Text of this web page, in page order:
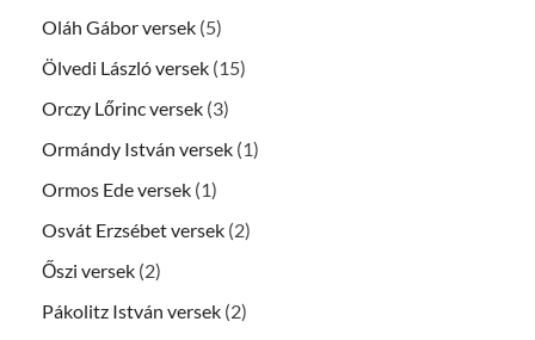
Oláh Gábor versek (5)
Ölvedi László versek (15)
Orczy Lőrinc versek (3)
Ormándy István versek (1)
Ormos Ede versek (1)
Osvát Erzsébet versek (2)
Őszi versek (2)
Pákolitz István versek (2)